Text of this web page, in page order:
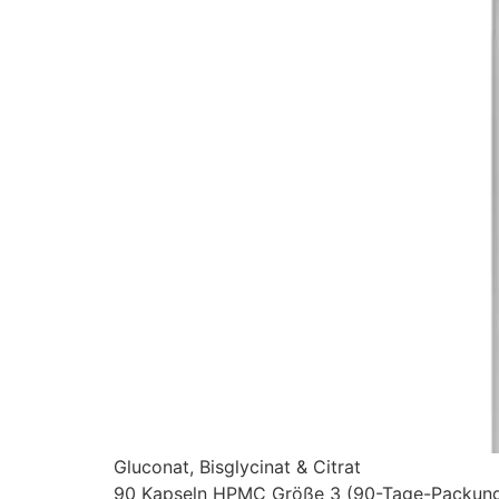
Gluconat, Bisglycinat & Citrat
90 Kapseln HPMC Größe 3 (90-Tage-